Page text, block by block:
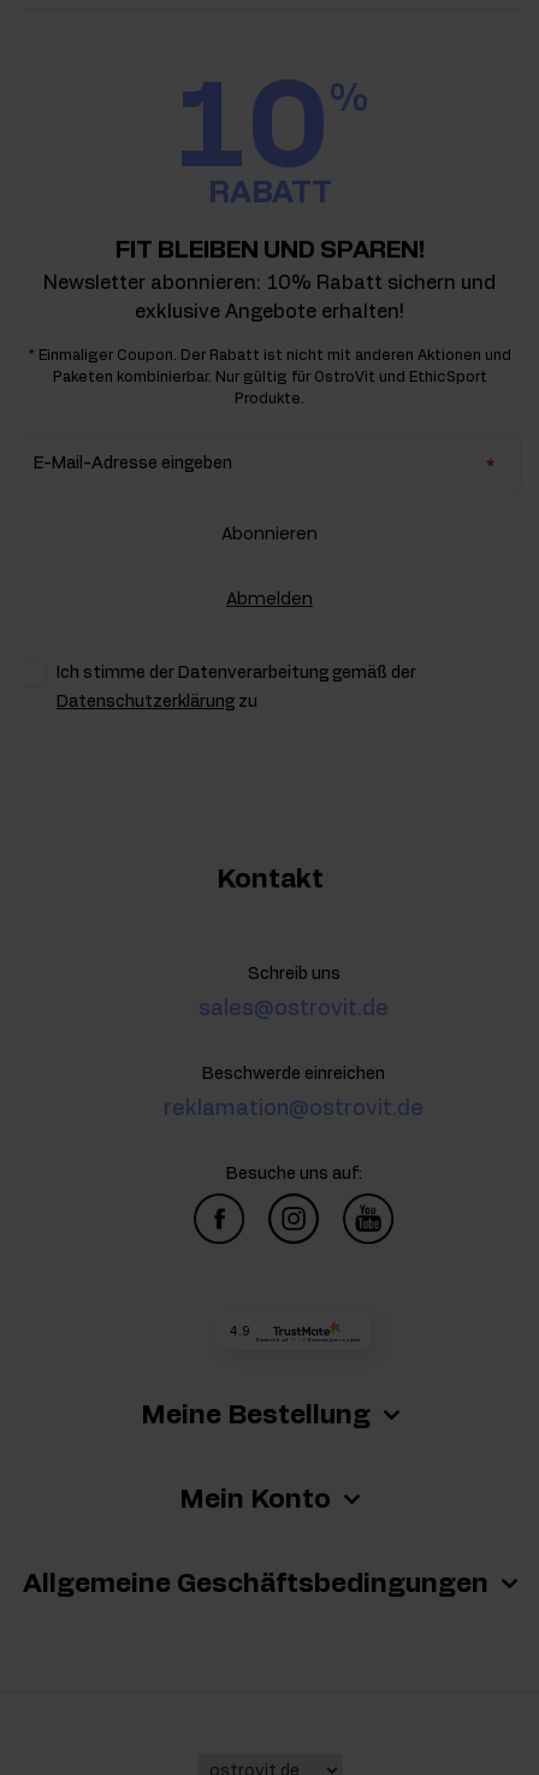
10%
RABATT
FIT BLEIBEN UND SPAREN!
Newsletter abonnieren: 10% Rabatt sichern und
exklusive Angebote erhalten!
* Einmaliger Coupon. Der Rabatt ist nicht mit anderen Aktionen und
Paketen kombinierbar. Nur gültig für OstroVit und EthicSport
Produkte.
E-Mail-Adresse eingeben
Abonnieren
Abmelden
Ich stimme der Datenverarbeitung gemäß der
Datenschutzerklärung zu
Meine Bestellung
Mein Konto
Allgemeine Geschäftsbedingungen
Kontakt
Schreib uns
sales@ostrovit.de
Beschwerde einreichen
reklamation@ostrovit.de
Besuche uns auf:
4.9
Basierend auf 73 318 Bewertungen von jeher